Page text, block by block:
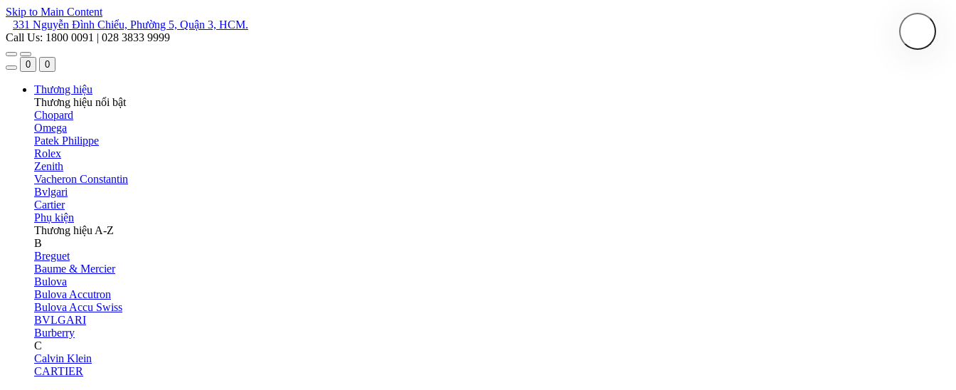
Skip to Main Content
331 Nguyễn Đình Chiểu, Phường 5, Quận 3, HCM.
Call Us: 1800 0091 | 028 3833 9999
0 0
Thương hiệu
Thương hiệu nổi bật
Chopard
Omega
Patek Philippe
Rolex
Zenith
Vacheron Constantin
Bvlgari
Cartier
Phụ kiện
Thương hiệu A-Z
B
Breguet
Baume & Mercier
Bulova
Bulova Accutron
Bulova Accu Swiss
BVLGARI
Burberry
C
Calvin Klein
CARTIER